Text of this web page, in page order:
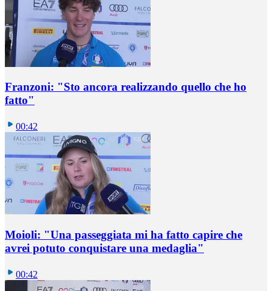
Franzoni: "Sto ancora realizzando quello che ho
fatto"
00:42
Moioli: "Una passeggiata mi ha fatto capire che
avrei potuto conquistare una medaglia"
00:42